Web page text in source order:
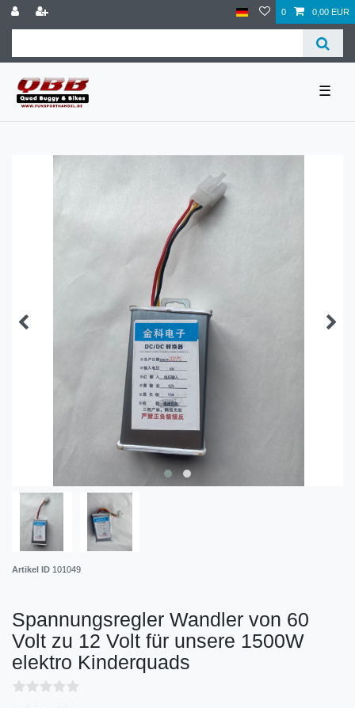
0 0,00 EUR
☰
Artikel ID 101049
Spannungsregler Wandler von 60
Volt zu 12 Volt für unsere 1500W
elektro Kinderquads